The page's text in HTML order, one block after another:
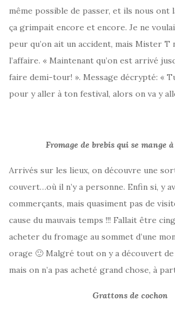
même possible de passer, et ils nous ont
ça grimpait encore et encore. Je ne
peur qu’on ait un accident, mais Mister T
l’affaire. « Maintenant qu’on est arrivé
faire demi-tour! ». Message décrypté: «
pour y aller à ton festival, alors on va y
Fromage de brebis qui se mange
Arrivés sur les lieux, on découvre une
couvert…où il n’y a personne. Enfin si, y
commerçants, mais quasiment pas de
cause du mauvais temps !!! Fallait être
acheter du fromage au sommet d’une
orage 🙂 Malgré tout on y a découvert
mais on n’a pas acheté grand chose, à
Grattons de cochon